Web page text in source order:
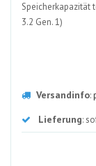
Speicherkapazität
3.2 Gen. 1)
Versandinfo:
Lieferung: